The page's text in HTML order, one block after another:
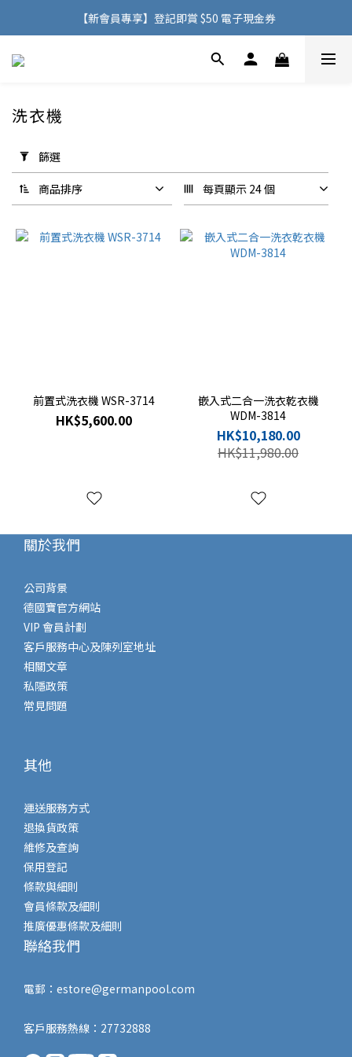
購物滿 HK$500，即可免費享用香港地區送貨服務
【新會員專享】登記即賞 $50 電子現金券
購物滿 HK$500，即可免費享用香港地區送貨服務
用
篩
選
(0/20)
價格
洗衣機
篩選
商品排序 每頁顯示 24 個
前置式洗衣機 WSR-3714
HK$5,600.00
嵌入式二合一洗衣乾衣機
WDM-3814
HK$10,180.00
HK$11,980.00
關於我們
公司背景
德國寶官方網站
VIP 會員計劃
客戶服務中心及陳列室地址
相關文章
私隱政策
常見問題
其他
運送服務方式
退換貨政策
維修及查詢
保用登記
條款與細則
會員條款及細則
推廣優惠條款及細則
聯絡我們
電郵： estore@germanpool.com
客戶服務熱線：27732888